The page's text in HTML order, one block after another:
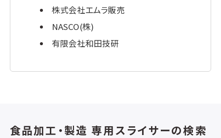
株式会社エムラ販売
NASCO(株)
有限会社和田技研
食品加工・製造 専用スライサーの検索